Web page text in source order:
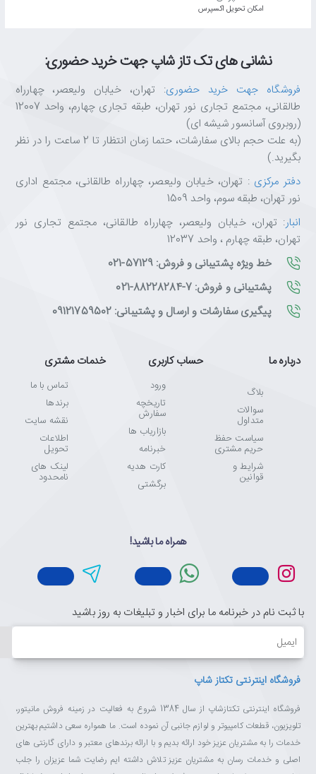
اﻣﮑﺎن ﺗﺤﻮﯾﻞ اﮐﺴﭙﺮس
نشانی های تک تاز شاپ جهت خرید حضوری:
فروشگاه جهت خرید حضوری: تهران، خیابان ولیعصر، چهارراه
طالقانی، مجتمع تجاری نور تهران، طبقه تجاری چهارم، واحد 12007
(روبروی آسانسور شیشه ای)
(به علت حجم بالای سفارشات، حتما زمان انتظار تا 2 ساعت را در نظر
بگیرید.)
دفتر مرکزی : تهران، خیابان ولیعصر، چهارراه طالقانی، مجتمع اداری
نور تهران، طبقه سوم، واحد 1509
انبار: تهران، خیابان ولیعصر، چهارراه طالقانی، مجتمع تجاری نور
تهران، طبقه چهارم ، واحد 12037
خط ویژه پشتیبانی و فروش: 57129-021
پشتیبانی و فروش: 7-88228284-021
پیگیری سفارشات و ارسال و پشتیبانی: 09121759502
درباره ما
بلاگ
سوالات
متداول
سیاست حفظ
حریم مشتری
شرایط و
قوانین
حساب کاربری
ورود
تاریخچه
سفارش
بازاریاب ها
خبرنامه
کارت هدیه
برگشتی
خدمات مشتری
تماس با ما
برندها
نقشه سایت
اطلاعات
تحویل
لینک های
نامحدود
همراه ما باشید!
با ثبت نام در خبرنامه ما برای اخبار و تبلیغات به روز باشید
ایمیل
فروشگاه اینترنتی تکتاز شاپ
فروشگاه اینترنتی تکتازشاپ از سال 1384 شروع به فعالیت در زمینه فروش مانیتور،
تلویزیون، قطعات کامپیوتر و لوازم جانبی آن نموده است. ما همواره سعی داشتیم بهترین
خدمات را به مشتریان عزیز خود ارائه بدیم و با ارائه برندهای معتبر و دارای گارنتی های
اصلی و خدمات رسان به مشتریان عزیز تلاش داشته ایم رضایت شما عزیزان را جلب